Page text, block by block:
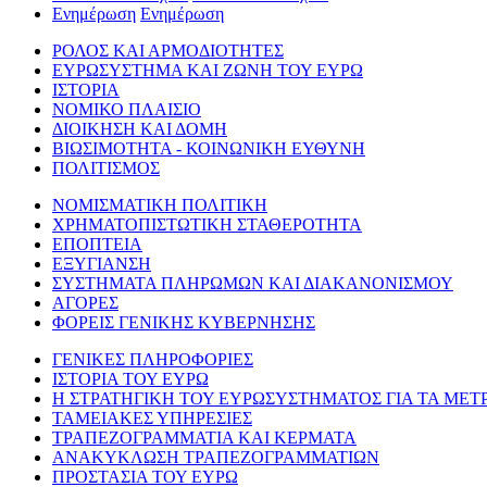
Ενημέρωση Ενημέρωση
ΡΟΛΟΣ ΚΑΙ ΑΡΜΟΔΙΟΤΗΤΕΣ
ΕΥΡΩΣΥΣΤΗΜΑ ΚΑΙ ΖΩΝΗ ΤΟΥ ΕΥΡΩ
ΙΣΤΟΡΙΑ
ΝΟΜΙΚΟ ΠΛΑΙΣΙΟ
ΔΙΟΙΚΗΣΗ ΚΑΙ ΔΟΜΗ
ΒΙΩΣΙΜΟΤΗΤΑ - ΚΟΙΝΩΝΙΚΗ ΕΥΘΥΝΗ
ΠΟΛΙΤΙΣΜΟΣ
ΝΟΜΙΣΜΑΤΙΚΗ ΠΟΛΙΤΙΚΗ
ΧΡΗΜΑΤΟΠΙΣΤΩΤΙΚΗ ΣΤΑΘΕΡΟΤΗΤΑ
ΕΠΟΠΤΕΙΑ
ΕΞΥΓΙΑΝΣΗ
ΣΥΣΤΗΜΑΤΑ ΠΛΗΡΩΜΩΝ ΚΑΙ ΔΙΑΚΑΝΟΝΙΣΜΟΥ
ΑΓΟΡΕΣ
ΦΟΡΕΙΣ ΓΕΝΙΚΗΣ ΚΥΒΕΡΝΗΣΗΣ
ΓΕΝΙΚΕΣ ΠΛΗΡΟΦΟΡΙΕΣ
ΙΣΤΟΡΙΑ ΤΟΥ ΕΥΡΩ
Η ΣΤΡΑΤΗΓΙΚΗ ΤΟΥ ΕΥΡΩΣΥΣΤΗΜΑΤΟΣ ΓΙΑ ΤΑ
ΤΑΜΕΙΑΚΕΣ ΥΠΗΡΕΣΙΕΣ
ΤΡΑΠΕΖΟΓΡΑΜΜΑΤΙΑ ΚΑΙ ΚΕΡΜΑΤΑ
ΑΝΑΚΥΚΛΩΣΗ ΤΡΑΠΕΖΟΓΡΑΜΜΑΤΙΩΝ
ΠΡΟΣΤΑΣΙΑ ΤΟΥ ΕΥΡΩ